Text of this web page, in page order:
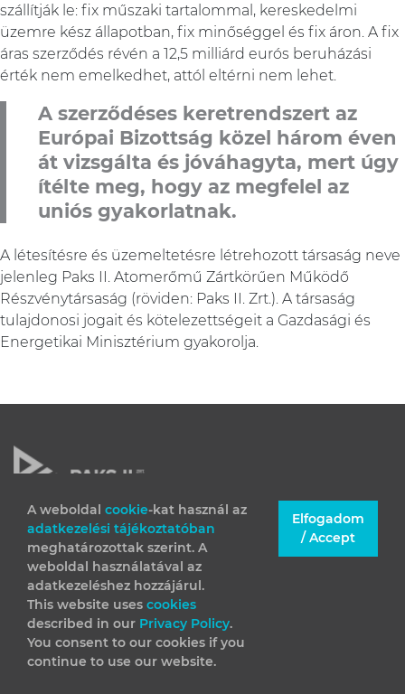
A weboldal cookie-kat használ az
adatkezelési tájékoztatóban
meghatározottak szerint. A
weboldal használatával az
adatkezeléshez hozzájárul.
This website uses cookies
described in our Privacy Policy.
You consent to our cookies if you
continue to use our website.
Elfogadom
/ Accept
szállítják le: fix műszaki tartalommal, kereskedelmi
üzemre kész állapotban, fix minőséggel és fix áron. A fix
áras szerződés révén a 12,5 milliárd eurós beruházási
érték nem emelkedhet, attól eltérni nem lehet.
A szerződéses keretrendszert az
Európai Bizottság közel három éven
át vizsgálta és jóváhagyta, mert úgy
ítélte meg, hogy az megfelel az
uniós gyakorlatnak.
A létesítésre és üzemeltetésre létrehozott társaság neve
jelenleg Paks II. Atomerőmű Zártkörűen Működő
Részvénytársaság (röviden: Paks II. Zrt.). A társaság
tulajdonosi jogait és kötelezettségeit a Gazdasági és
Energetikai Minisztérium gyakorolja.
JOGI INFORMÁCIÓK
IMPRESSZUM